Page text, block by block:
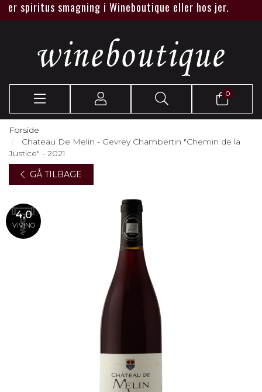
smagning i Wineboutique eller hos jer.
0
Forside
Chateau De Melin - Gevrey Chambertin "Chemin de la
Justice" - 2021
GÅ TILBAGE
4,0
VIVINO